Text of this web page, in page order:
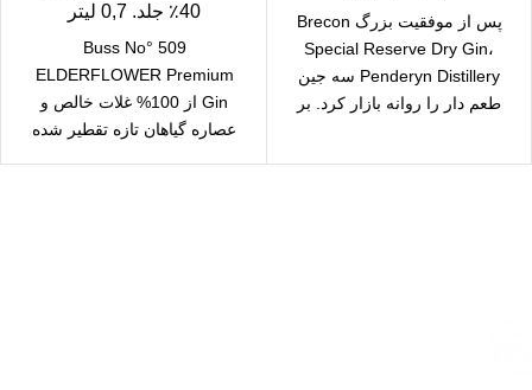
پس از موفقیت بزرگ Brecon
Special Reserve Dry Gin،
Penderyn Distillery سه جین
طعم دار را روانه بازار کرد. بر
40٪ جلد. 0,7 لیتر
Buss No° 509
ELDERFLOWER Premium
Gin از 100% غلات خالص و
عصاره گیاهان تازه تقطیر شده